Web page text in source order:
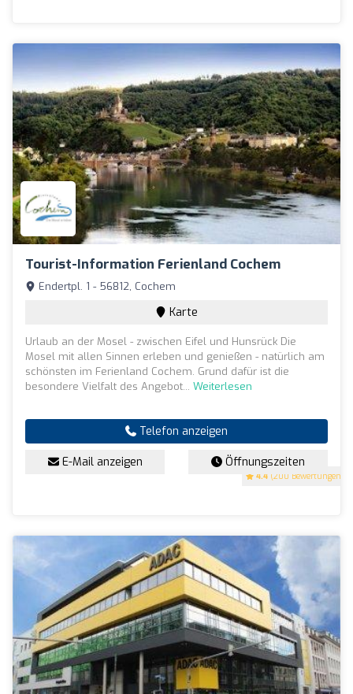
Tourist-Information Ferienland Cochem
4.4 (200 Bewertungen)
Endertpl. 1 - 56812, Cochem
Karte
Urlaub an der Mosel - zwischen Eifel und Hunsrück Die
Mosel mit allen Sinnen erleben und genießen - natürlich am
schönsten im Ferienland Cochem. Grund dafür ist die
besondere Vielfalt des Angebot... Weiterlesen
Telefon anzeigen
E-Mail anzeigen Öffnungszeiten